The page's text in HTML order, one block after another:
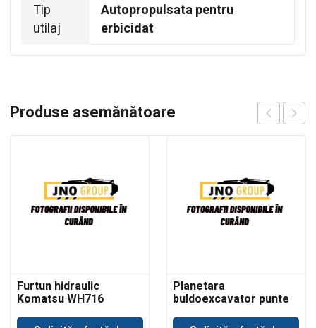
Tip
utilaj
Autopropulsata pentru
erbicidat
Produse asemănătoare
Furtun hidraulic
Komatsu WH716
Planetara
buldoexcavator punte